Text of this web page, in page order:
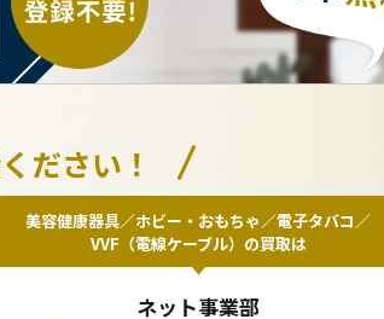
ださい！
美容健康器具／ホビー・おもちゃ／電子タバコ／
VVF（電線ケーブル）の買取は
ネット事業部